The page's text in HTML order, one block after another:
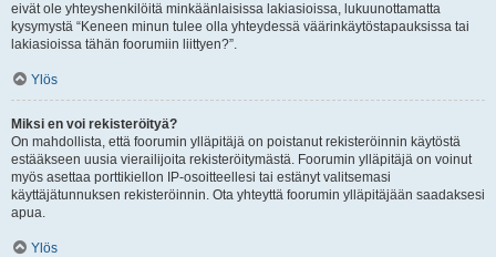
eivät ole yhteyshenkilöitä minkäänlaisissa lakiasioissa, lukuunottamatta
kysymystä “Keneen minun tulee olla yhteydessä väärinkäytöstapauksissa tai
lakiasioissa tähän foorumiin liittyen?”.
Ylös
Miksi en voi rekisteröityä?
On mahdollista, että foorumin ylläpitäjä on poistanut rekisteröinnin käytöstä
estääkseen uusia vierailijoita rekisteröitymästä. Foorumin ylläpitäjä on voinut
myös asettaa porttikiellon IP-osoitteellesi tai estänyt valitsemasi
käyttäjätunnuksen rekisteröinnin. Ota yhteyttä foorumin ylläpitäjään saadaksesi
apua.
Ylös